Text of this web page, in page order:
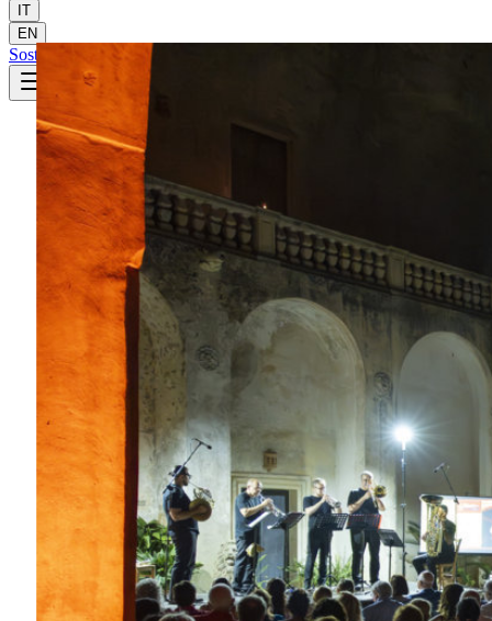
IT
EN
Sostieni Sostieni Eleusi
ELEUSI APS
La cultura che unisce il territorio.
Eleusi APS promuove musica, editoria, formazione, ricerca e
valorizzazione del patrimonio culturale attraverso progetti che
mettono in dialogo arte, comunità e paesaggio.
Scopri Eleusi I nostri progetti
Festival del Capo